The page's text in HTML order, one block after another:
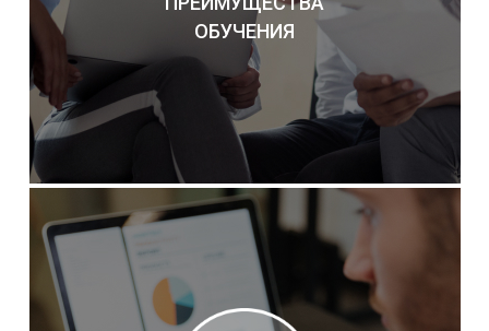
ОБУЧЕНИЯ